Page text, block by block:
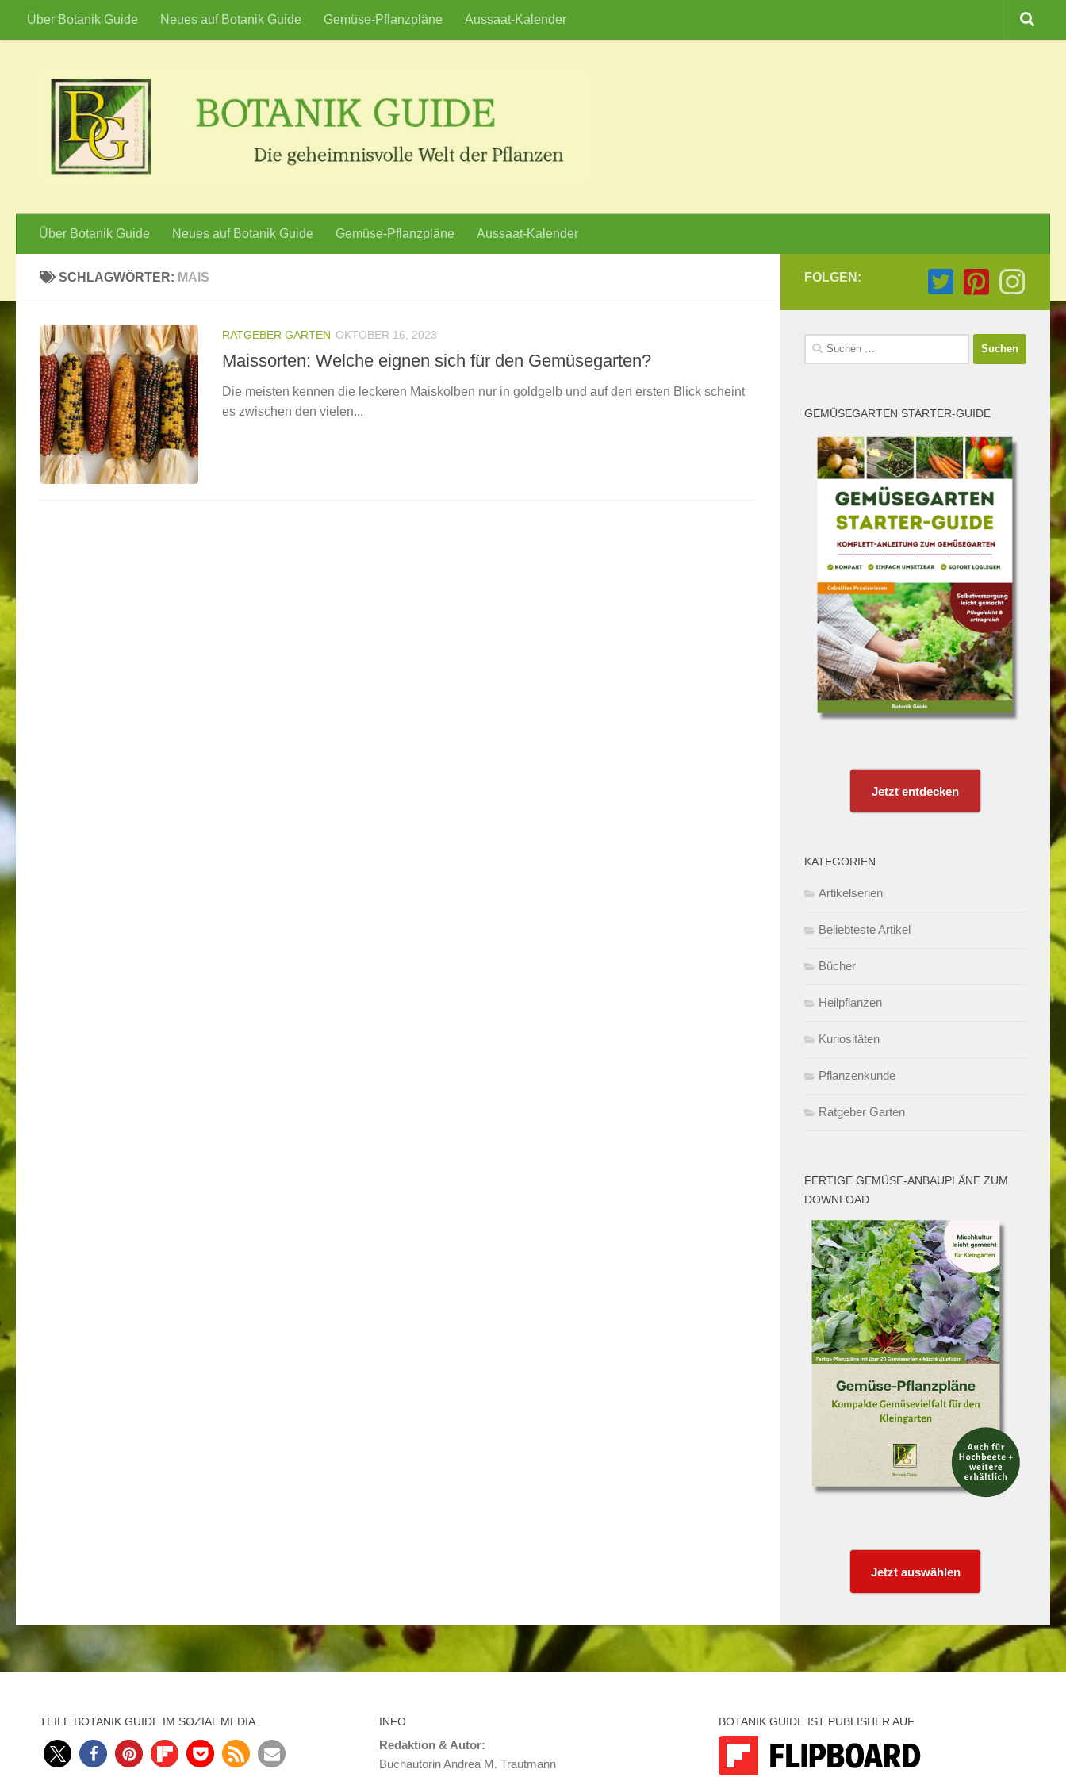
Zum Inhalt springen
Über Botanik Guide Neues auf Botanik Guide Gemüse-Pflanzpläne Aussaat-Kalender
Über Botanik Guide Neues auf Botanik Guide Gemüse-Pflanzpläne Aussaat-Kalender
SCHLAGWÖRTER: MAIS
RATGEBER GARTEN OKTOBER 16, 2023
Maissorten: Welche eignen sich für den Gemüsegarten?
Die meisten kennen die leckeren Maiskolben nur in goldgelb und auf den ersten Blick scheint
es zwischen den vielen...
FOLGEN:
Suchen
nach:
GEMÜSEGARTEN STARTER-GUIDE
Jetzt entdecken
KATEGORIEN
Artikelserien
Beliebteste Artikel
Bücher
Heilpflanzen
Kuriositäten
Pflanzenkunde
Ratgeber Garten
FERTIGE GEMÜSE-ANBAUPLÄNE ZUM
DOWNLOAD
Jetzt auswählen
TEILE BOTANIK GUIDE IM SOZIAL MEDIA INFO
Redaktion & Autor:
Buchautorin Andrea M. Trautmann
BOTANIK GUIDE IST PUBLISHER AUF